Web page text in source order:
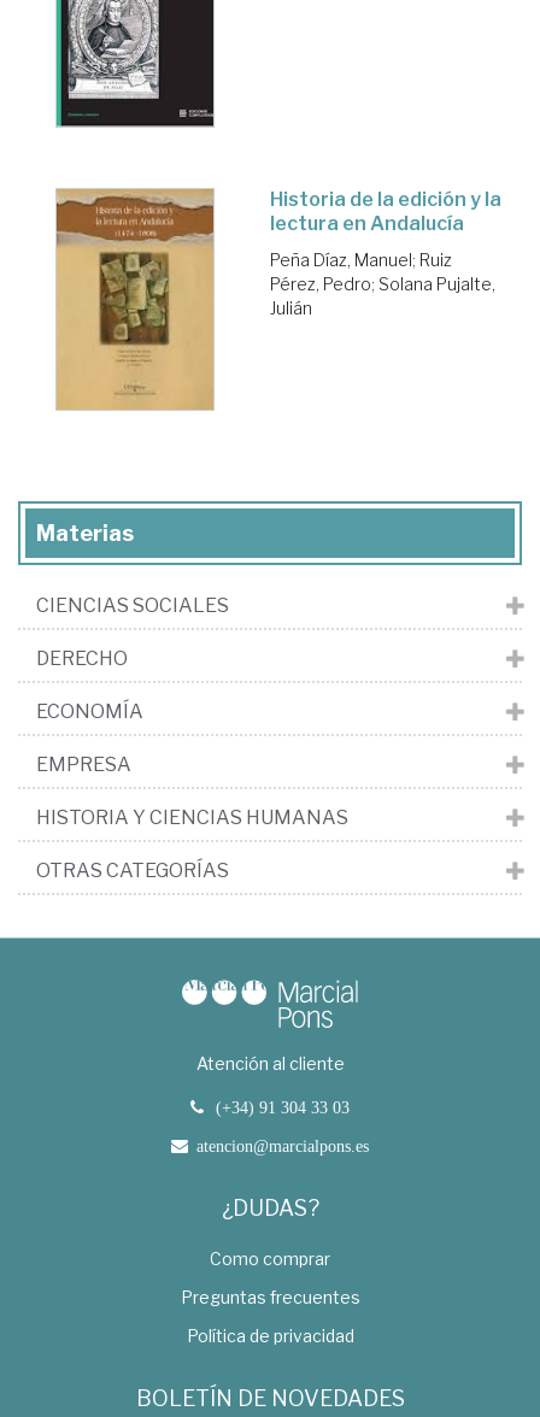
Historia de la edición y la
lectura en Andalucía
Peña Díaz, Manuel; Ruiz
Pérez, Pedro; Solana Pujalte,
Julián
Materias
CIENCIAS SOCIALES
DERECHO
ECONOMÍA
EMPRESA
HISTORIA Y CIENCIAS HUMANAS
OTRAS CATEGORÍAS
Atención al cliente
(+34) 91 304 33 03
atencion@marcialpons.es
¿DUDAS?
Como comprar
Preguntas frecuentes
Política de privacidad
BOLETÍN DE NOVEDADES